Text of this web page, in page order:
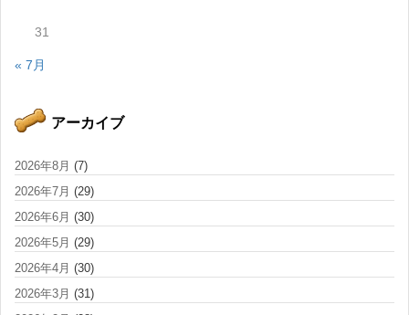
31
« 7月
アーカイブ
2026年8月 (7)
2026年7月 (29)
2026年6月 (30)
2026年5月 (29)
2026年4月 (30)
2026年3月 (31)